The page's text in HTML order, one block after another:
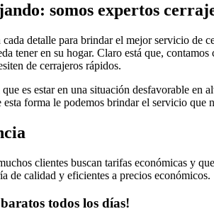
somos expertos
detalle para brindar el mejor servicio de
tener en su hogar. Claro está que,
de cerrajeros rápidos.
es estar en una situación desfavorable en
forma le podemos brindar el servicio que
clientes buscan tarifas económicas y
de calidad y eficientes a precios económicos.
todos los días!